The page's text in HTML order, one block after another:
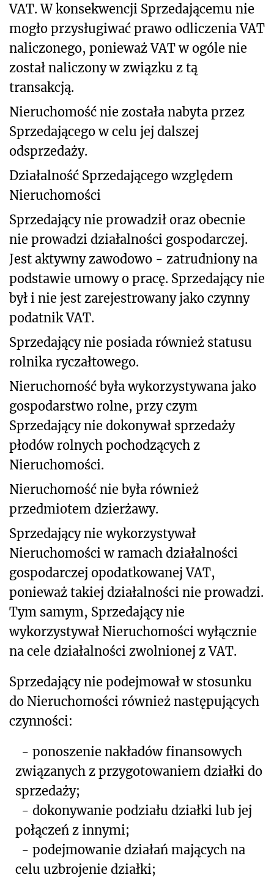
VAT. W konsekwencji Sprzedającemu nie
mogło przysługiwać prawo odliczenia VAT
naliczonego, ponieważ VAT w ogóle nie
został naliczony w związku z tą
transakcją.
Nieruchomość nie została nabyta przez
Sprzedającego w celu jej dalszej
odsprzedaży.
Działalność Sprzedającego względem
Nieruchomości
Sprzedający nie prowadził oraz obecnie
nie prowadzi działalności gospodarczej.
Jest aktywny zawodowo - zatrudniony na
podstawie umowy o pracę. Sprzedający nie
był i nie jest zarejestrowany jako czynny
podatnik VAT.
Sprzedający nie posiada również statusu
rolnika ryczałtowego.
Nieruchomość była wykorzystywana jako
gospodarstwo rolne, przy czym
Sprzedający nie dokonywał sprzedaży
płodów rolnych pochodzących z
Nieruchomości.
Nieruchomość nie była również
przedmiotem dzierżawy.
Sprzedający nie wykorzystywał
Nieruchomości w ramach działalności
gospodarczej opodatkowanej VAT,
ponieważ takiej działalności nie prowadzi.
Tym samym, Sprzedający nie
wykorzystywał Nieruchomości wyłącznie
na cele działalności zwolnionej z VAT.
Sprzedający nie podejmował w stosunku
do Nieruchomości również następujących
czynności:
- ponoszenie nakładów finansowych
związanych z przygotowaniem działki do
sprzedaży;
- dokonywanie podziału działki lub jej
połączeń z innymi;
- podejmowanie działań mających na
celu uzbrojenie działki;